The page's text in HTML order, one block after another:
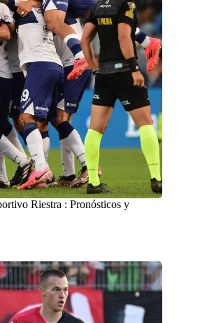
Riestra : Pronósticos y